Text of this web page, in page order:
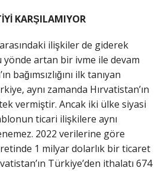
KARŞILAMIYOR
ilişkiler de giderek
artan bir ivme ile devam
bağımsızlığını ilk tanıyan
aynı zamanda Hırvatistan’ın
vermiştir. Ancak iki ülke siyasi
ticari ilişkilere aynı
2022 verilerine göre
1 milyar dolarlık bir ticaret
Türkiye’den ithalatı 674